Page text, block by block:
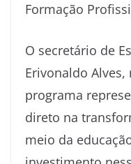
Formação
O secretário de
Erivonaldo
programa
direto na
meio da